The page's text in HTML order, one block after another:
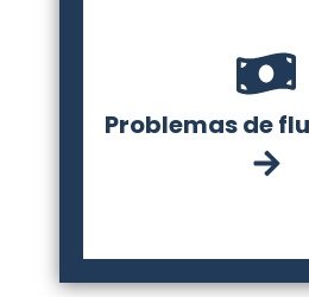
Problemas de